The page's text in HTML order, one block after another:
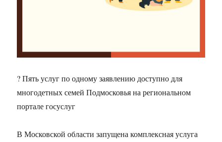
? Пять услуг по одному заявлению доступно для
многодетных семей Подмосковья на региональном
портале госуслуг
В Московской области запущена комплексная услуга